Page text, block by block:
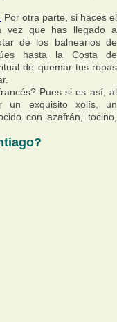
Por otra parte, si haces el
vez que has llegado a
de los balnearios de
hasta la Costa de
de quemar tus ropas
Pues si es así, al
un exquisito xolís, un
con azafrán, tocino,